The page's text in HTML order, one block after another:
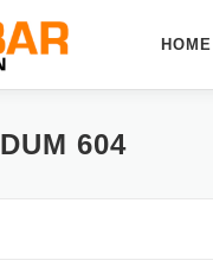
HOME
DUM 604